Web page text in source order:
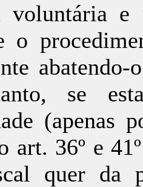
voluntária e
o
se
(apenas
art. 36º e
quer da